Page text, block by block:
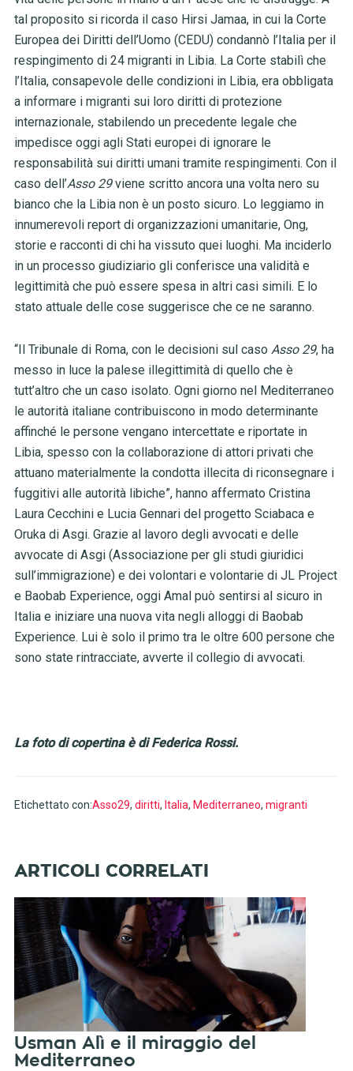
tal proposito si ricorda il caso Hirsi Jamaa, in cui la Corte
Europea dei Diritti dell’Uomo (CEDU) condannò l’Italia per il
respingimento di 24 migranti in Libia. La Corte stabilì che
l’Italia, consapevole delle condizioni in Libia, era obbligata
a informare i migranti sui loro diritti di protezione
internazionale, stabilendo un precedente legale che
impedisce oggi agli Stati europei di ignorare le
responsabilità sui diritti umani tramite respingimenti. Con il
caso dell’Asso 29viene scritto ancora una volta nero su
bianco che la Libia non è un posto sicuro. Lo leggiamo in
innumerevoli report di organizzazioni umanitarie, Ong,
storie e racconti di chi ha vissuto quei luoghi. Ma inciderlo
in un processo giudiziario gli conferisce una validità e
legittimità che può essere spesa in altri casi simili. E lo
stato attuale delle cose suggerisce che ce ne saranno.
“Il Tribunale di Roma, con le decisioni sul caso Asso 29, ha
messo in luce la palese illegittimità di quello che è
tutt’altro che un caso isolato. Ogni giorno nel Mediterraneo
le autorità italiane contribuiscono in modo determinante
affinché le persone vengano intercettate e riportate in
Libia, spesso con la collaborazione di attori privati che
attuano materialmente la condotta illecita di riconsegnare i
fuggitivi alle autorità libiche”, hanno affermato Cristina
Laura Cecchini e Lucia Gennari del progetto Sciabaca e
Oruka di Asgi. Grazie al lavoro degli avvocati e delle
avvocate di Asgi (Associazione per gli studi giuridici
sull’immigrazione) e dei volontari e volontarie di JL Project
e Baobab Experience, oggi Amal può sentirsi al sicuro in
Italia e iniziare una nuova vita negli alloggi di Baobab
Experience. Lui è solo il primo tra le oltre 600 persone che
sono state rintracciate, avverte il collegio di avvocati.
La foto di copertina è di Federica Rossi.
Etichettato con:Asso29, diritti, Italia, Mediterraneo, migranti
Usman Alì e il miraggio del
Mediterraneo